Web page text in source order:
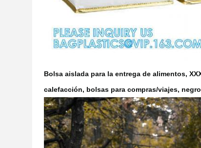
Bolsa aislada para la entrega de alimentos,
calefacción, bolsas para compras/viajes,